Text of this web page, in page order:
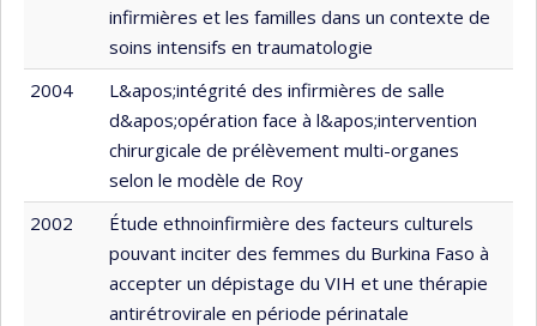
infirmières et les familles dans un contexte de
soins intensifs en traumatologie
2004
L&apos;intégrité des infirmières de salle
d&apos;opération face à l&apos;intervention
chirurgicale de prélèvement multi-organes
selon le modèle de Roy
2002
Étude ethnoinfirmière des facteurs culturels
pouvant inciter des femmes du Burkina Faso à
accepter un dépistage du VIH et une thérapie
antirétrovirale en période périnatale